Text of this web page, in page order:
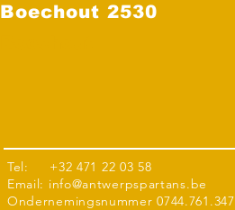
Boechout 2530
Tel: +32 471 22 03 58
Email: info@antwerpspartans.be
Ondernemingsnummer 0744.761.347